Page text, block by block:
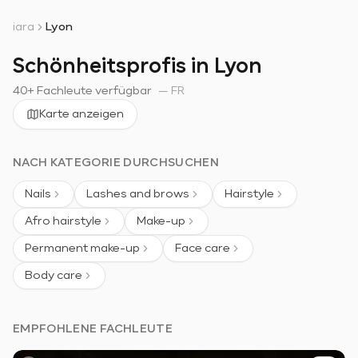
iara Lyon
Schönheitsprofis in Lyon
40+ Fachleute verfügbar — FR
Karte anzeigen
NACH KATEGORIE DURCHSUCHEN
Nails Lashes and brows Hairstyle
Afro hairstyle Make-up
Permanent make-up Face care
Body care
EMPFOHLENE FACHLEUTE